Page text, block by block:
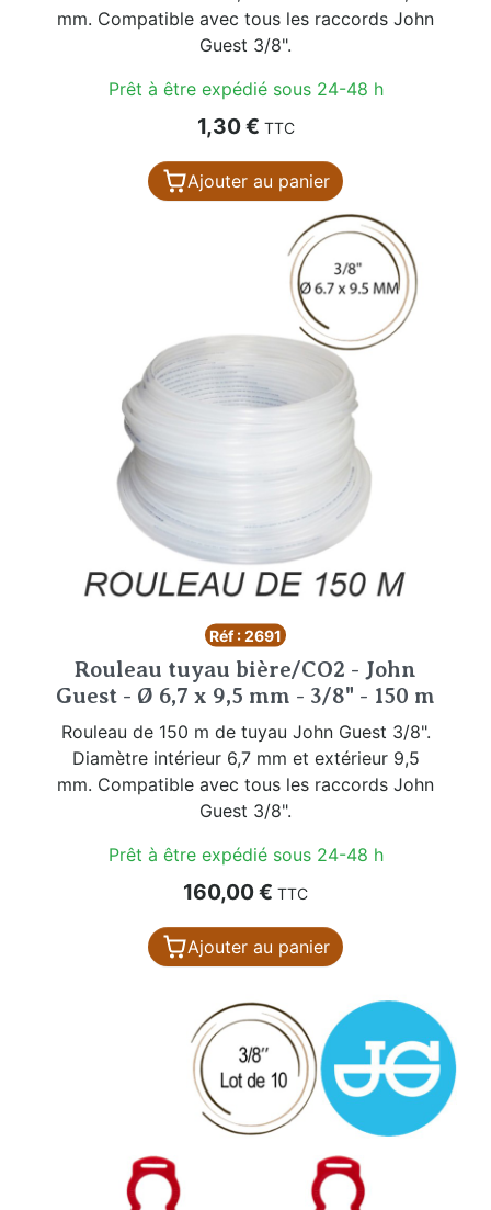
mm. Compatible avec tous les raccords John
Guest 3/8".
Prêt à être expédié sous 24-48 h
Prix
1,30 € TTC
Ajouter au panier
Réf : 2691
Rouleau tuyau bière/CO2 - John
Guest - Ø 6,7 x 9,5 mm - 3/8" - 150 m
Rouleau de 150 m de tuyau John Guest 3/8".
Diamètre intérieur 6,7 mm et extérieur 9,5
mm. Compatible avec tous les raccords John
Guest 3/8".
Prêt à être expédié sous 24-48 h
Prix
160,00 € TTC
Ajouter au panier